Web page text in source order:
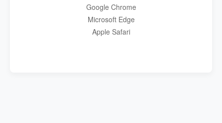
Google Chrome
Microsoft Edge
Apple Safari